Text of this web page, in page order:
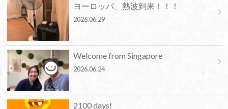
ヨーロッパ、熱波到来！！！
2026.06.29
Welcome from Singapore
2026.06.24
2100 days!